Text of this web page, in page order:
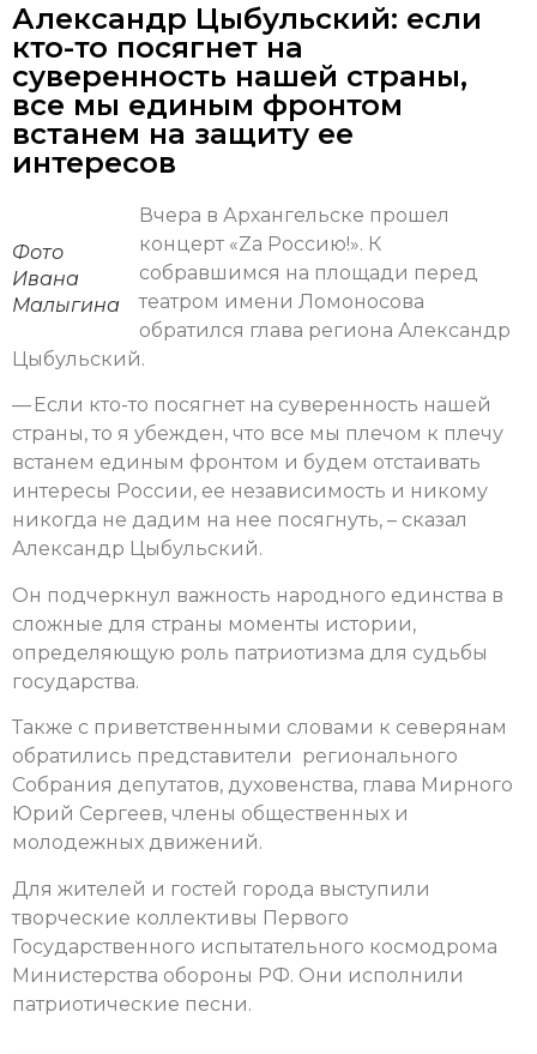
Александр Цыбульский: если
кто-то посягнет на
суверенность нашей страны,
все мы единым фронтом
встанем на защиту ее
интересов
Фото
Ивана
Малыгина
Вчера в Архангельске прошел
концерт «Zа Россию!». К
собравшимся на площади перед
театром имени Ломоносова
обратился глава региона Александр
Цыбульский.
— Если кто-то посягнет на суверенность нашей
страны, то я убежден, что все мы плечом к плечу
встанем единым фронтом и будем отстаивать
интересы России, ее независимость и никому
никогда не дадим на нее посягнуть, – сказал
Александр Цыбульский.
Он подчеркнул важность народного единства в
сложные для страны моменты истории,
определяющую роль патриотизма для судьбы
государства.
Также с приветственными словами к северянам
обратились представители регионального
Собрания депутатов, духовенства, глава Мирного
Юрий Сергеев, члены общественных и
молодежных движений.
Для жителей и гостей города выступили
творческие коллективы Первого
Государственного испытательного космодрома
Министерства обороны РФ. Они исполнили
патриотические песни.